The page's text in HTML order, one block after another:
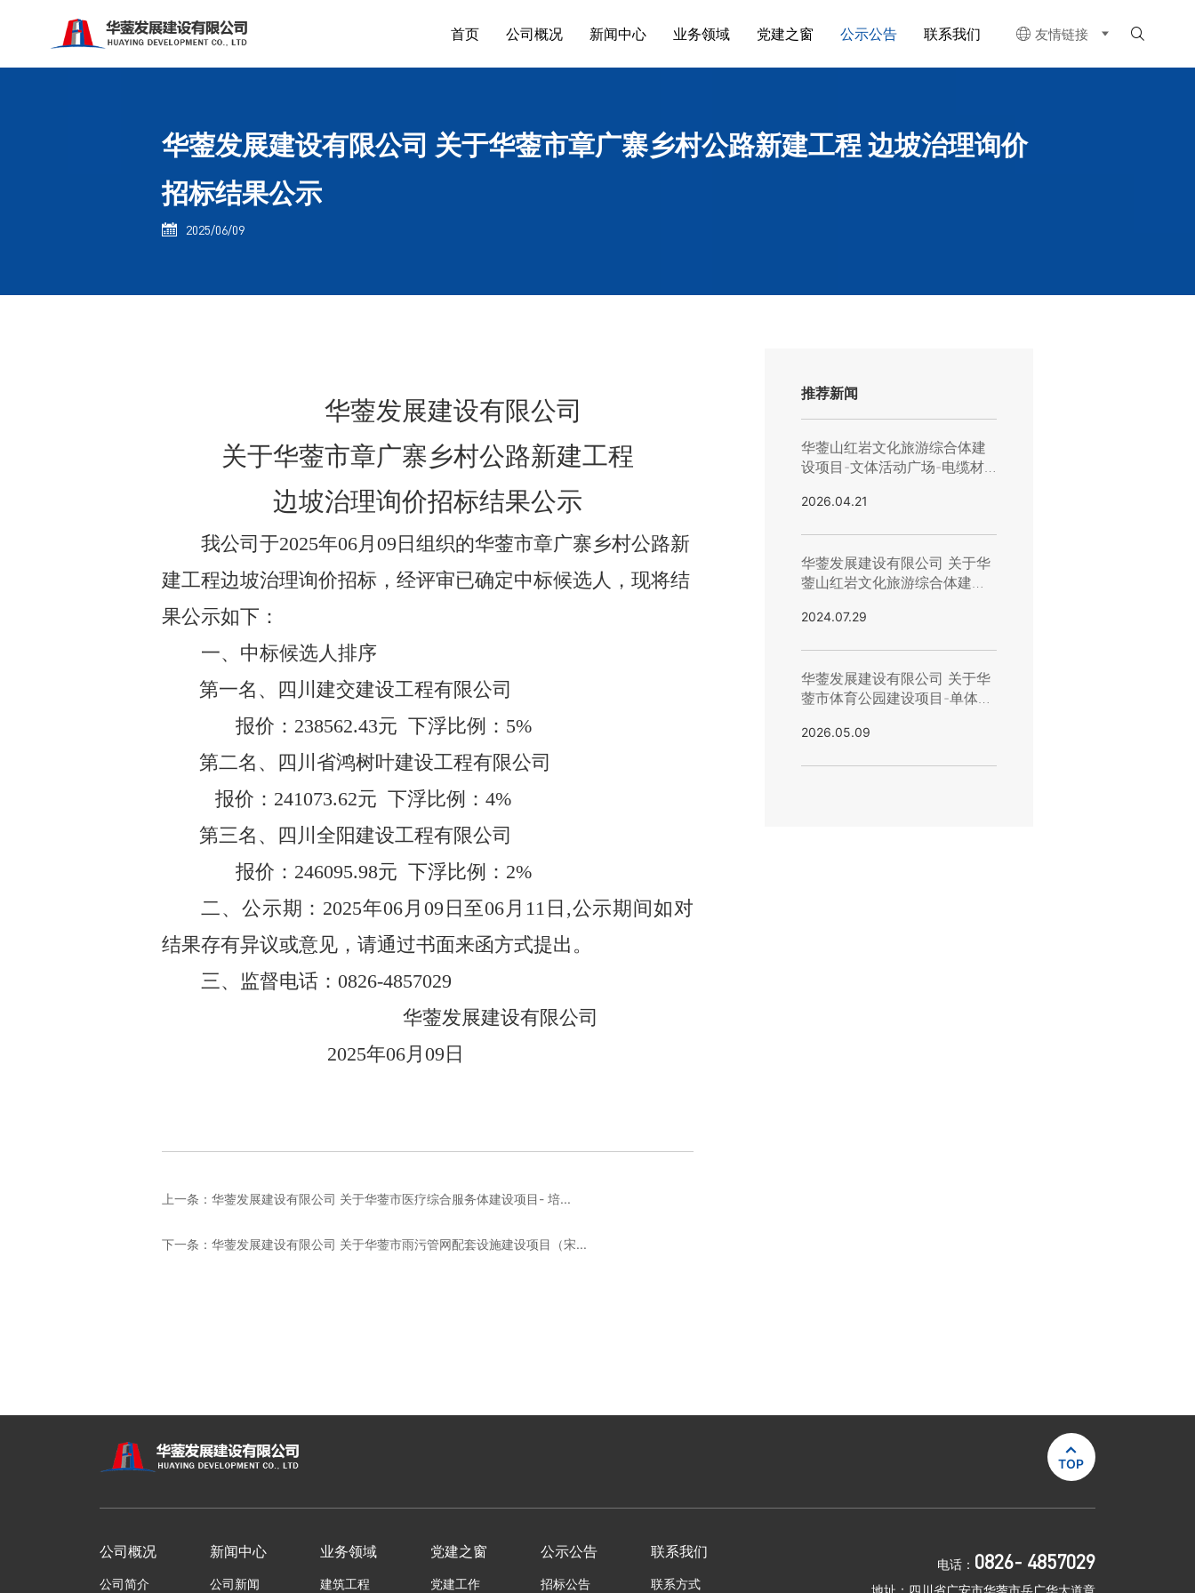
首页 公司概况 新闻中心 业务领域 党建之窗 公示公告 联系我们  友情链接 
华蓥发展建设有限公司 关于华蓥市章广寨乡村公路新建工程 边坡治理询价
招标结果公示
 2025/06/09
华蓥发展建设有限公司
关于华蓥市章广寨乡村公路新建工程
边坡治理询价招标结果公示
我公司于2025年06月09日组织的华蓥市章广寨乡村公路新
建工程边坡治理询价招标，经评审已确定中标候选人，现将结
果公示如下：
一、中标候选人排序
第一名、 四川建交建设工程有限公司
报价： 238562.43元 下浮比例： 5%
第二名、 四川省鸿树叶建设工程有限公司
报价： 241073.62元 下浮比例：4%
第三名、 四川全阳建设工程有限公司
报价： 246095.98元 下浮比例： 2%
二、公示期： 2025年06月 09 日至06 月 11 日 ,公示期间如对
结果存有异议或意见，请通过书面来函方式提出。
三、监督电话：0826-4857029
华蓥发展建设有限公司
2025年06月09日
上一条：华蓥发展建设有限公司 关于华蓥市医疗综合服务体建设项目- 培...
下一条：华蓥发展建设有限公司 关于华蓥市雨污管网配套设施建设项目（宋...
推荐新闻
华蓥山红岩文化旅游综合体建
设项目-文体活动广场-电缆材
2026.04.21
华蓥发展建设有限公司 关于华
蓥山红岩文化旅游综合体建设
2024.07.29
华蓥发展建设有限公司 关于华
蓥市体育公园建设项目-单体建
2026.05.09

TOP
公司概况
公司简介
新闻中心
公司新闻
业务领域
建筑工程
党建之窗
党建工作
公示公告
招标公告
联系我们
联系方式
电话： 0826- 4857029
地址：四川省广安市华蓥市岳广华大道章